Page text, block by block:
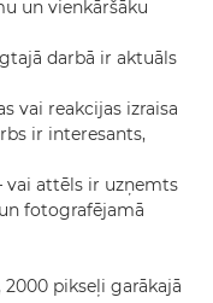
un vienkāršāku
darbā ir aktuāls
vai reakcijas izraisa
ir interesants,
attēls ir uzņemts
fotografējamā
pikseļi garākajā